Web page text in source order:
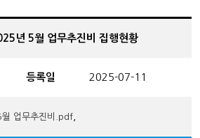
년 5월 업무추진비 집행현황
등록일 2025-07-11
업무추진비.pdf